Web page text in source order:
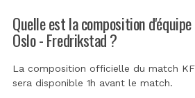
Quelle est la composition
Oslo - Fredrikstad ?
La composition officielle du match
sera disponible 1h avant le match.